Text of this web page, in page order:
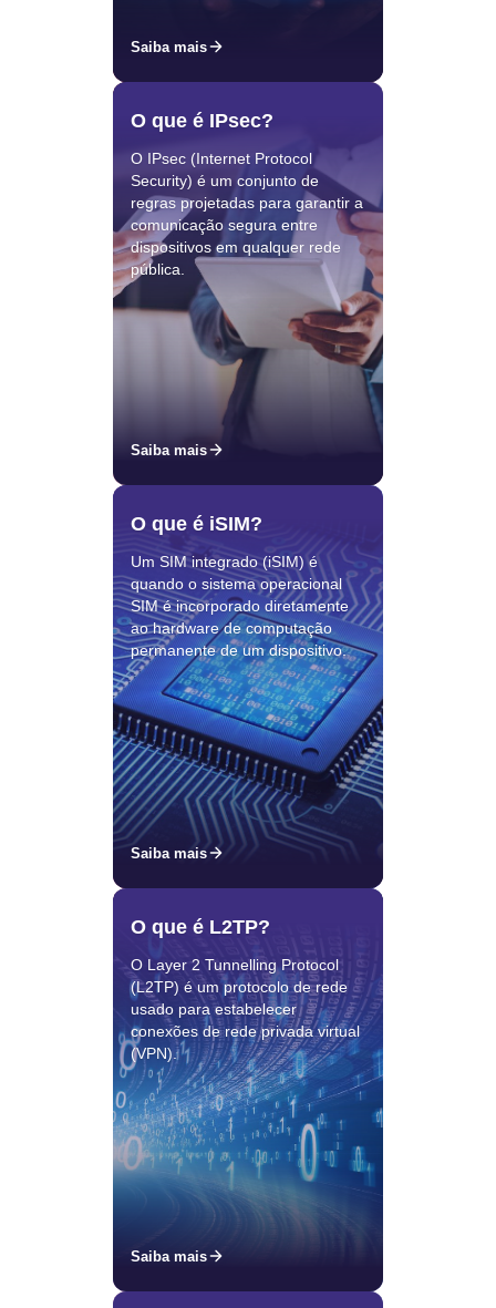
Saiba mais
O que é IPsec?
O IPsec (Internet Protocol
Security) é um conjunto de
regras projetadas para garantir a
comunicação segura entre
dispositivos em qualquer rede
pública.
Saiba mais
O que é iSIM?
Um SIM integrado (iSIM) é
quando o sistema operacional
SIM é incorporado diretamente
ao hardware de computação
permanente de um dispositivo.
Saiba mais
O que é L2TP?
O Layer 2 Tunnelling Protocol
(L2TP) é um protocolo de rede
usado para estabelecer
conexões de rede privada virtual
(VPN).
Saiba mais